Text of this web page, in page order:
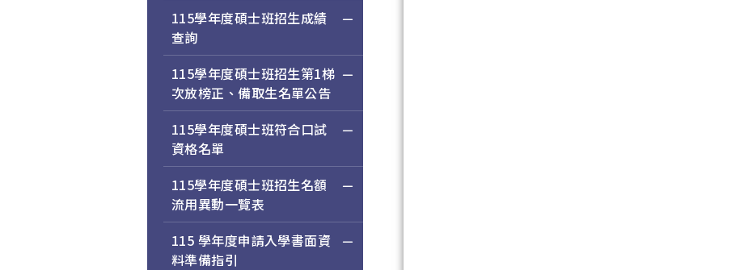
115學年度碩士班招生成績
查詢
115學年度碩士班招生第1梯
次放榜正、備取生名單公告
115學年度碩士班符合口試
資格名單
115學年度碩士班招生名額
流用異動一覽表
115 學年度申請入學書面資
料準備指引